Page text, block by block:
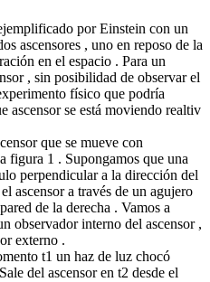
por Einstein con un
ascensores , uno en reposo de la
en el espacio . Para un
, sin posibilidad de observar el
físico que podría
ascensor se está moviendo realtiv
que se mueve con
figura 1 . Supongamos que una
perpendicular a la dirección del
ascensor a través de un agujero
de la derecha . Vamos a
observador interno del ascensor ,
externo .
t1 un haz de luz chocó
del ascensor en t2 desde el